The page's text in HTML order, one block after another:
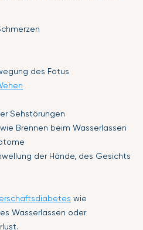
des Fötus
Sehstörungen
Brennen beim Wasserlassen
der Hände, des Gesichts
wie
Wasserlassen oder